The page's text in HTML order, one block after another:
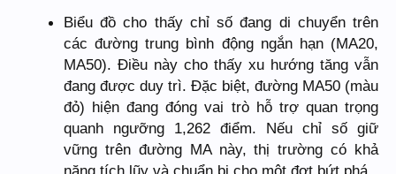
Biểu đồ cho thấy chỉ số đang di chuyển trên
các đường trung bình động ngắn hạn (MA20,
MA50). Điều này cho thấy xu hướng tăng vẫn
đang được duy trì. Đặc biệt, đường MA50 (màu
đỏ) hiện đang đóng vai trò hỗ trợ quan trọng
quanh ngưỡng 1,262 điểm. Nếu chỉ số giữ
vững trên đường MA này, thị trường có khả